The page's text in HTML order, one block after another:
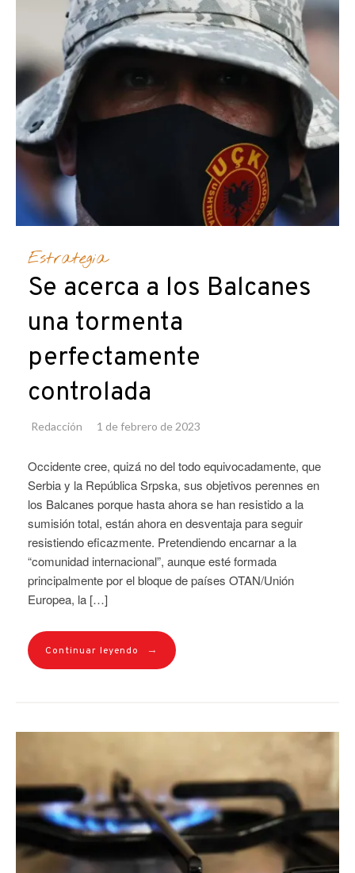
Estrategia
Se acerca a los Balcanes
una tormenta
perfectamente
controlada
Redacción 1 de febrero de 2023
Occidente cree, quizá no del todo equivocadamente, que
Serbia y la República Srpska, sus objetivos perennes en
los Balcanes porque hasta ahora se han resistido a la
sumisión total, están ahora en desventaja para seguir
resistiendo eficazmente. Pretendiendo encarnar a la
“comunidad internacional”, aunque esté formada
principalmente por el bloque de países OTAN/Unión
Europea, la […]
Continuar leyendo →